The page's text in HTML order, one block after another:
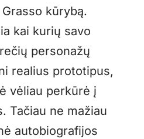
kūrybą.
kai kurių savo
personažų
realius prototipus,
vėliau perkūrė į
Tačiau ne mažiau
autobiografijos